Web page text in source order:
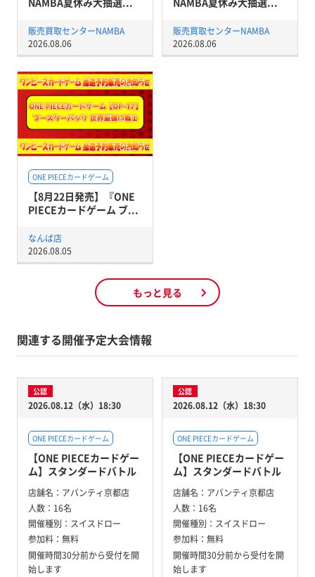
販売買取センターNAMBA
2026.08.06
販売買取センターNAMBA
2026.08.06
ONE PIECEカードゲーム
【8月22日発売】『ONE
PIECEカードゲーム ブ...
なんば店
2026.08.05
もっと見る
関連する開催予定大会情報
公認
2026.08.12（水）18:30
ONE PIECEカードゲーム
【ONE PIECEカードゲー
ム】スタンダードバトル
店舗名： アバンティ京都店
人数： 16名
開催種別： スイスドロー
参加料： 無料
開催時間30分前から受付を開
始します
公認
2026.08.12（水）18:30
ONE PIECEカードゲーム
【ONE PIECEカードゲー
ム】スタンダードバトル
店舗名： アバンティ京都店
人数： 16名
開催種別： スイスドロー
参加料： 無料
開催時間30分前から受付を開
始します